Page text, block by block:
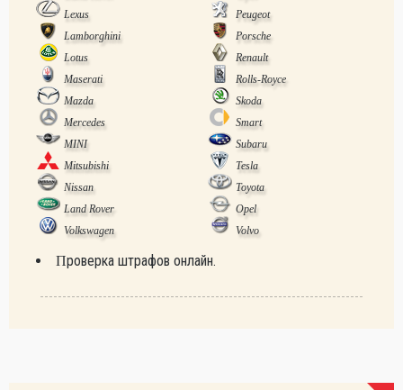
Lexus
Peugeot
Lamborghini
Porsche
Lotus
Renault
Maserati
Rolls-Royce
Mazda
Skoda
Mercedes
Smart
MINI
Subaru
Mitsubishi
Tesla
Nissan
Toyota
Land Rover
Opel
Volkswagen
Volvo
Проверка штрафов онлайн.